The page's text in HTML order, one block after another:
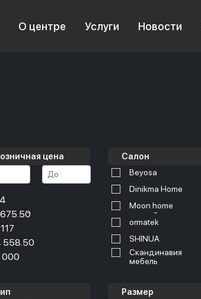
О центре Услуги Новости
цена Салон
Beyosa
Dinikma Home
Moon home
ormatek
SHINUA
Скандинавия
мебель
Размер